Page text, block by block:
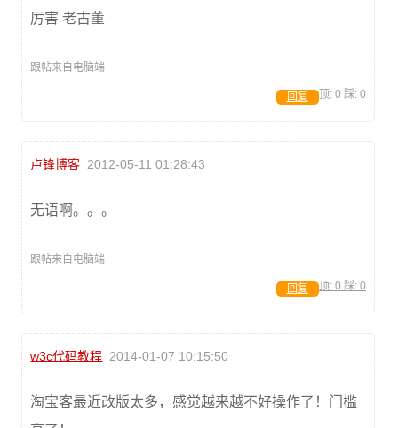
厉害 老古董
跟帖来自电脑端
顶: 0 踩: 0
回复
卢锋博客 2012-05-11 01:28:43
无语啊。。。
跟帖来自电脑端
顶: 0 踩: 0
回复
w3c代码教程 2014-01-07 10:15:50
淘宝客最近改版太多，感觉越来越不好操作了！门槛